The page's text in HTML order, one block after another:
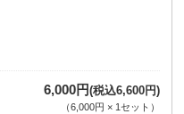
6,000円(税込6,600円)
（6,000円 × 1セット ）